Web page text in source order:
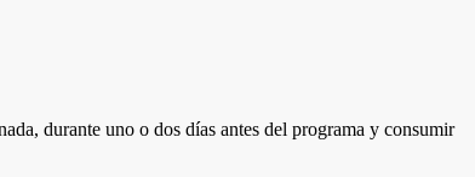
durante uno o dos días antes del programa y consumir